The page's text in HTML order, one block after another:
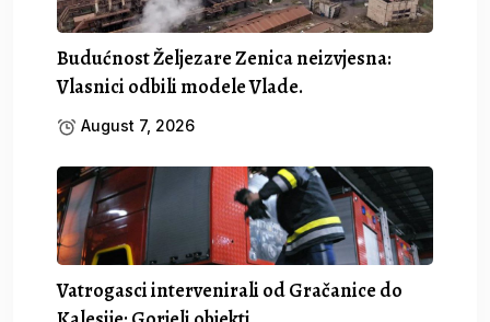
Budućnost Željezare Zenica neizvjesna:
Vlasnici odbili modele Vlade.
August 7, 2026
Vatrogasci intervenirali od Gračanice do